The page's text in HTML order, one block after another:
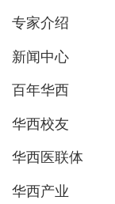
专家介绍
新闻中心
百年华西
华西校友
华西医联体
华西产业